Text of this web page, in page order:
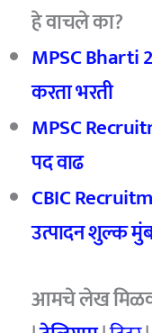
हे वाचले का?
MPSC Bharti
करता भरती
MPSC
पद वाढ
CBIC
उत्पादन शुल्क
आमचे लेख